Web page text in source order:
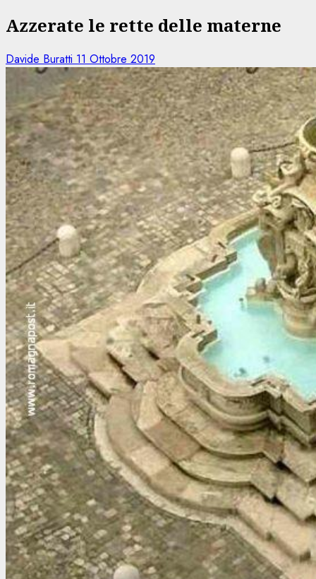
Azzerate le rette delle materne
Davide Buratti 11 Ottobre 2019